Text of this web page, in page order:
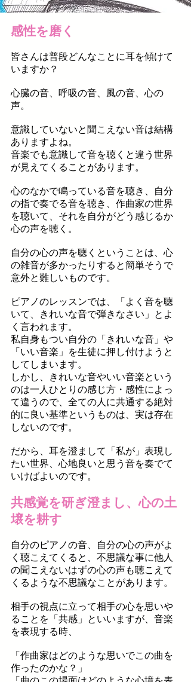
感性を磨く
皆さんは普段どんなことに耳を傾けて
いますか？
心臓の音、呼吸の音、風の音、心の
声。
意識していないと聞こえない音は結構
ありますよね。
音楽でも意識して音を聴くと違う世界
が見えてくることがあります。
心のなかで鳴っている音を聴き、自分
の指で奏でる音を聴き、作曲家の世界
を聴いて、 それを自分がどう感じるか
心の声を聴く。
自分の心の声を聴くということは、心
の雑音が多かったりすると簡単そうで
意外と難しいものです。
ピアノのレッスンでは、「よく音を聴
いて、きれいな音で弾きなさい」とよ
く言われます。
私自身もつい自分の「きれいな音」や
「いい音楽」を生徒に押し付けようと
してしまいます。
しかし、きれいな音やいい音楽という
のは一人ひとりの感じ方・感性によっ
て違うので、 全ての人に共通する絶対
的に良い基準というものは、実は存在
しないのです。
だから、耳を澄まして「私が」表現し
たい世界、心地良いと思う音を奏でて
いけばよいのです。
共感覚を研ぎ澄まし、心の土
壌を耕す
自分のピアノの音、自分の心の声がよ
く聴こえてくると、 不思議な事に他人
の聞こえないはずの心の声も聴こえて
くるような不思議なことがあります。
相手の視点に立って相手の心を思いや
ることを「共感」といいますが、音楽
を表現する時、
「作曲家はどのような思いでこの曲を
作ったのかな？」